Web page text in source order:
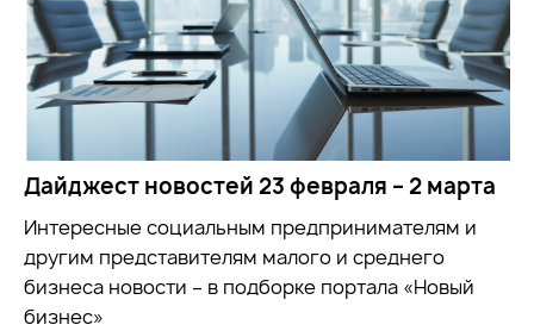
Дайджест новостей 23 февраля – 2 марта
Интересные социальным предпринимателям и
другим представителям малого и среднего
бизнеса новости – в подборке портала «Новый
бизнес»